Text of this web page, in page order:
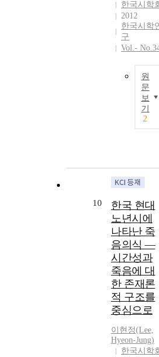
한국시학
2012
한국시학
구
Vol.-
원
문
보
기
2
10
한국 현대
노년시에
나타난 죽
음의식 ―
시간성과
죽음에 대
한 존재론
적 구조를
중심으로
이현정(Lee,
Hyeon-Jung)
한국시학